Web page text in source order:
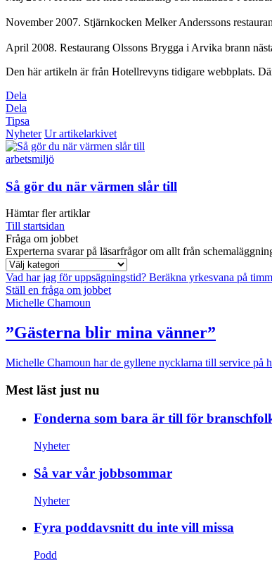
November 2007. Stjärnkocken Melker Anderssons
April 2008. Restaurang Olssons Brygga i Arvika brann
Den här artikeln är från Hotellrevyns tidigare webbplats.
Dela
Dela
Tipsa
Nyheter Ur artikelarkivet
arbetsmiljö
Så gör du när värmen slår till
Hämtar fler artiklar
Till startsidan
Fråga om jobbet
Experterna svarar på läsarfrågor om allt från
Vad har jag för uppsägningstid? Beräkna yrkesvana på
Ställ en fråga om jobbet
Michelle Chamoun
”Gästerna blir mina vänner”
Michelle Chamoun har de gyllene nycklarna till service på
Mest läst just nu
Fonderna som bara är till för
Nyheter
Så var vår jobbsommar
Nyheter
Fyra poddavsnitt du inte vill missa
Podd